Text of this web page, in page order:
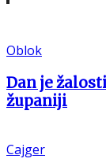
Oblok
Dan je
županiji
Cajger